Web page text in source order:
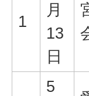
1
月
13
日
5